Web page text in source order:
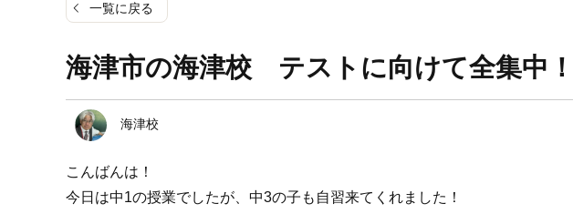
一覧に戻る
海津市の海津校 テストに向けて全集中！
海津校
こんばんは！
今日は中1の授業でしたが、中3の子も自習来てくれました！